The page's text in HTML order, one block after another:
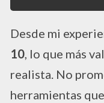
Desde mi
10, lo que más
realista. No
herramientas